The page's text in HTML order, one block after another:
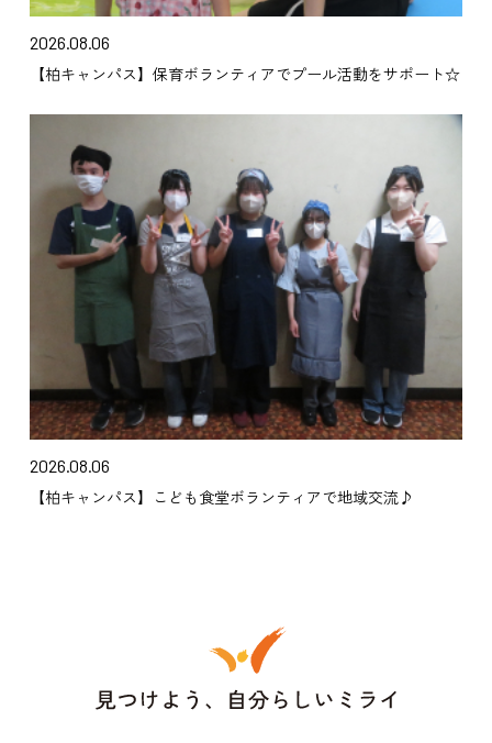
2026.08.06
【柏キャンパス】保育ボランティアでプール活動をサポート☆
2026.08.06
【柏キャンパス】こども食堂ボランティアで地域交流♪